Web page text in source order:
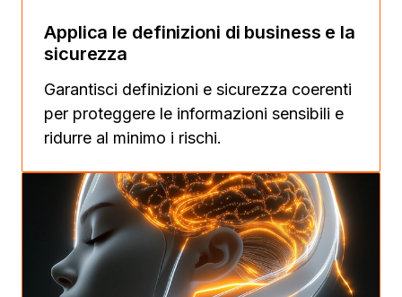
Applica le definizioni di business e la
sicurezza
Garantisci definizioni e sicurezza coerenti
per proteggere le informazioni sensibili e
ridurre al minimo i rischi.